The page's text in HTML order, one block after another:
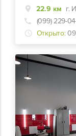
22.9 км г.
(099) 229-
Открыто: